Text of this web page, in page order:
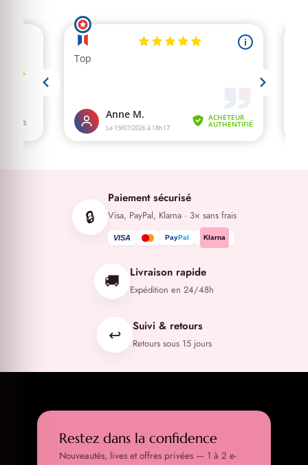
🔒
Paiement sécurisé
Visa, PayPal, Klarna · 3× sans frais
VISA PayPal Klarna
🚚 Livraison rapide
Expédition en 24/48h
↩️ Suivi & retours
Retours sous 15 jours
Restez dans la confidence
Nouveautés, lives et offres privées — 1 à 2 e-